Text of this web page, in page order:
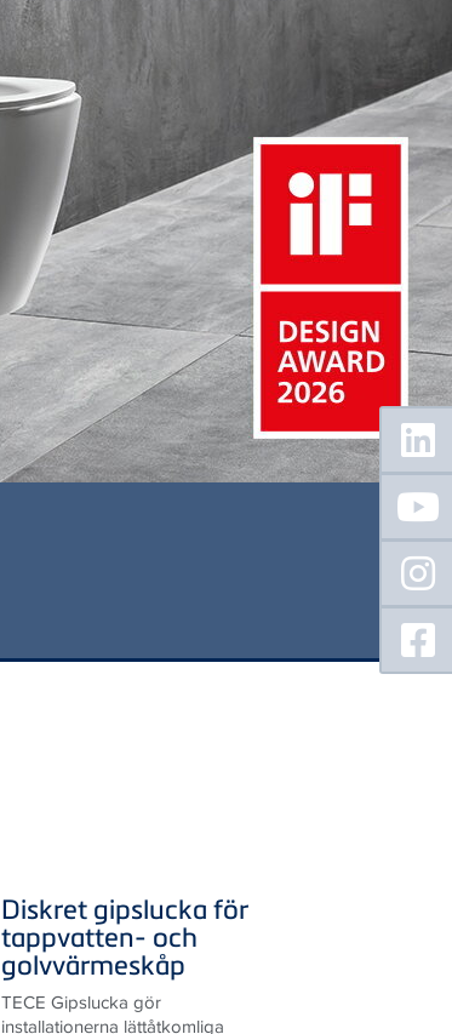
golvvärmeskåp
TECE Gipslucka gör
installationerna lättåtkomliga
samtidigt som luckan blir en del
av väggen.
Floating
Sidebar